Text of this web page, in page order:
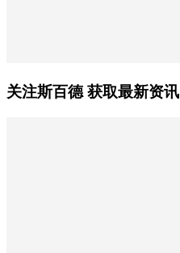
关注斯百德 获取最新资讯